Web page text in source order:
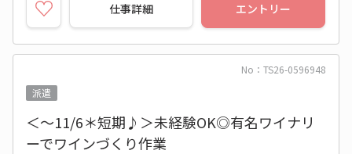
仕事詳細 エントリー
No：TS26-0596948
派遣
＜～11/6＊短期♪＞未経験OK◎有名ワイナリ
ーでワインづくり作業